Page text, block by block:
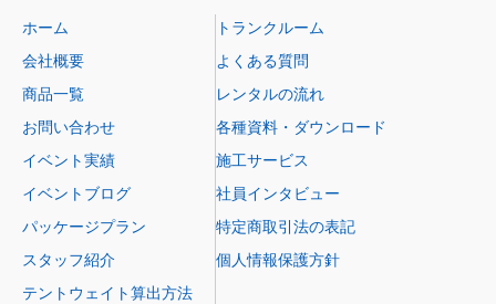
ホーム
会社概要
商品一覧
お問い合わせ
イベント実績
イベントブログ
パッケージプラン
スタッフ紹介
テントウェイト算出方法
トランクルーム
よくある質問
レンタルの流れ
各種資料・ダウンロード
施工サービス
社員インタビュー
特定商取引法の表記
個人情報保護方針